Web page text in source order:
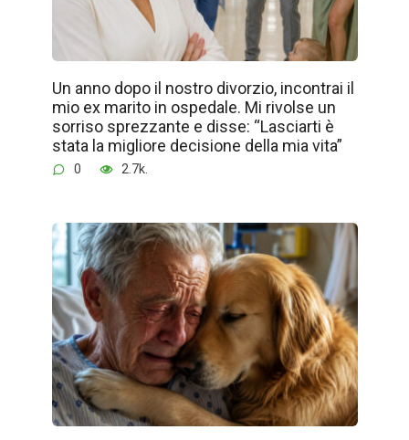
Un anno dopo il nostro divorzio, incontrai il
mio ex marito in ospedale. Mi rivolse un
sorriso sprezzante e disse: “Lasciarti è
stata la migliore decisione della mia vita”
0 2.7k.